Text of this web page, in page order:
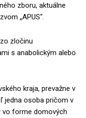
zboru, aktuálne
„APUS“.
zločinu
s anabolickým alebo
kraja, prevažne v
jedna osoba pričom v
vo forme domových